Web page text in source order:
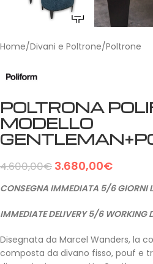
Home/Divani e Poltrone/Poltrone
POLTRONA
MODELLO
4.600,00€ 3.680,00€
CONSEGNA IMMEDIATA 5/6 GIORNI
IMMEDIATE DELIVERY 5/6 WORKING
Disegnata da Marcel Wanders, la
composta da divano fisso, pouf e